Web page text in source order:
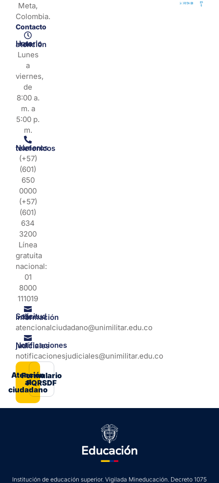
Meta,
Colombia.
Contacto
Horario de atención
Lunes
a
viernes,
de
8:00 a.
m. a
5:00 p.
m.
Números telefonicos
(+57)
(601)
650
0000
(+57)
(601)
634
3200
Línea
gratuita
nacional:
01
8000
111019
Solicitud de información
atencionalciudadano@unimilitar.edu.co
Notificaciones judiciales
notificacionesjudiciales@unimilitar.edu.co
Atención
al
ciudadano
Formulario
PQRSDF
Institución de educación superior. Vigilada Mineducación. Decreto 1075